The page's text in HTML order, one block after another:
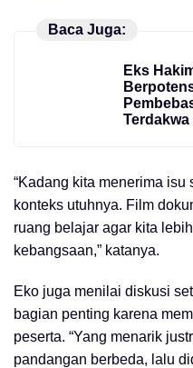
Baca Juga:
Eks
“Kadang kita menerima isu
konteks utuhnya. Film
ruang belajar agar kita
kebangsaan,” katanya.
Eko juga menilai diskusi
bagian penting karena
peserta. “Yang menarik
pandangan berbeda, lalu